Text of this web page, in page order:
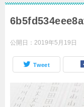
公開日： 2019年5月19日
Tweet